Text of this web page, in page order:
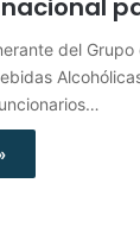
del